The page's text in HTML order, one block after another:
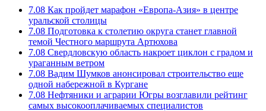
7.08 Как пройдет марафон «Европа-Азия» в центре
уральской столицы
7.08 Подготовка к столетию округа станет главной
темой Честного маршрута Артюхова
7.08 Свердловскую область накроет циклон с градом и
ураганным ветром
7.08 Вадим Шумков анонсировал строительство еще
одной набережной в Кургане
7.08 Нефтяники и аграрии Югры возглавили рейтинг
самых высокооплачиваемых специалистов